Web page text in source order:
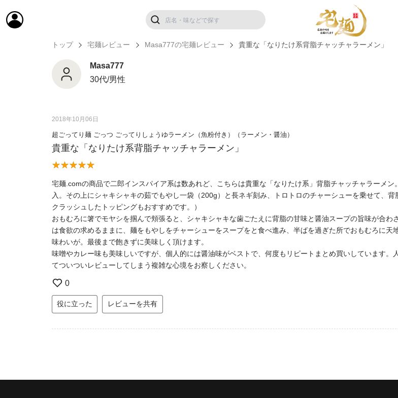
トップ 宅麺レビュー Masa777の宅麺レビュー 貴重な「なりたけ系背脂チャッチャラーメン」
Masa777
30代/男性
2018年10月06日
超ごってり麺 ごっつ ごってりしょうゆラーメン（魚粉付き）（ラーメン・醤油）
貴重な「なりたけ系背脂チャッチャラーメン」
宅麺.comの商品で二郎インスパイア系は数あれど、こちらは貴重な「なりたけ系」背脂チャッチャラーメ
入。その上にシャキシャキの茹でもやし一袋（200g）と長ネギ刻み、トロトロのチャーシューを乗せて、
クラッシュしたトッピングもおすすめです。）
おもむろに箸でモヤシを掴んで頬張ると、シャキシャキな歯ごたえに背脂の甘味と醤油スープの旨味が合
は食欲の求めるままに、麺をもやしをチャーシューをスープをと食べ進み、半ばを過ぎた所でおもむろに
味わいが。最後まで飽きずに美味しく頂けます。
味噌やカレー味も美味しいですが、個人的には醤油味がベストで、何度もリピートまとめ買いしています
てついついレビューしてしまう複雑な心境をお察しください。
0
役に立った レビューを共有